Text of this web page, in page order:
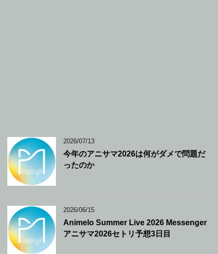
2026/07/13
今年のアニサマ2026は何がダメで問題だ
ったのか
2026/06/15
Animelo Summer Live 2026 Messenger
アニサマ2026セトリ予想3日目